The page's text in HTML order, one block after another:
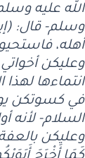
الله عليه
وسلم- قال:
أهله،
وعليكن
انتماءها
في كسوتكن
السلام- لأنه
وعليكن